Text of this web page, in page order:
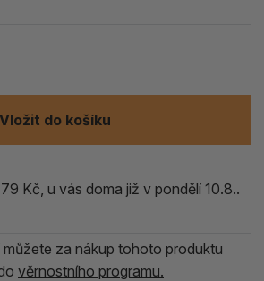
Vložit do košíku
Kč, u vás doma již v pondělí 10.8..
můžete za nákup tohoto produktu
věrnostního programu.